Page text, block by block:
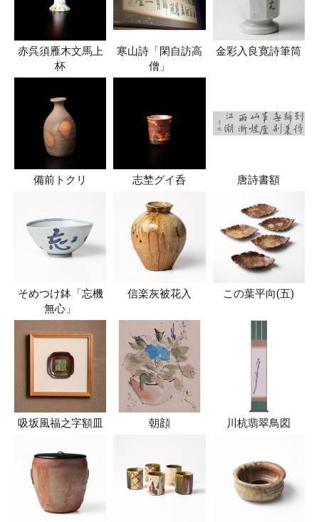
赤呉須雁木文馬上
杯
寒山詩「閑自訪高
僧」
金彩入良寛詩筆筒
備前トクリ 志埜グイ呑 唐詩書額
そめつけ鉢「忘機
無心」
信楽灰被花入 この葉平向(五)
吸坂風福之字額皿 朝顔 川杭翡翠鳥図